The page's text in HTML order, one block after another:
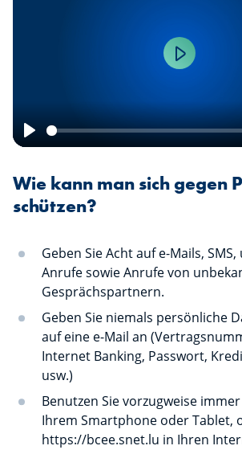
Play
Play
Wie kann man sich gegen
schützen?
Geben Sie Acht auf e-Mails,
Anrufe sowie Anrufe von
Gesprächspartnern.
Geben Sie niemals persönliche
auf eine e-Mail an
Internet Banking, Passwort,
usw.)
Benutzen Sie vorzugweise
Ihrem Smartphone oder Tablet,
https://bcee.snet.lu in Ihren